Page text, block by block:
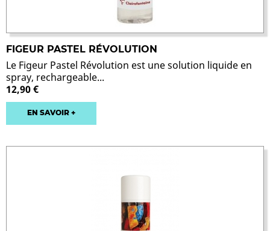
FIGEUR PASTEL RÉVOLUTION
Le Figeur Pastel Révolution est une solution liquide en
spray, rechargeable...
12,90 €
EN SAVOIR +